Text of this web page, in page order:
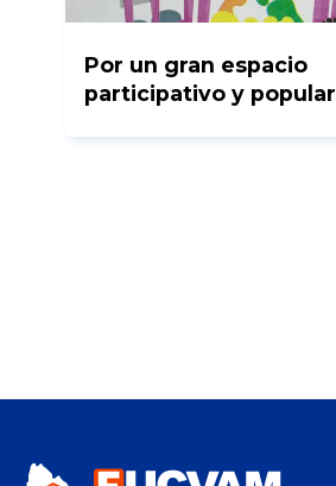
Por un gran espacio
participativo y popular